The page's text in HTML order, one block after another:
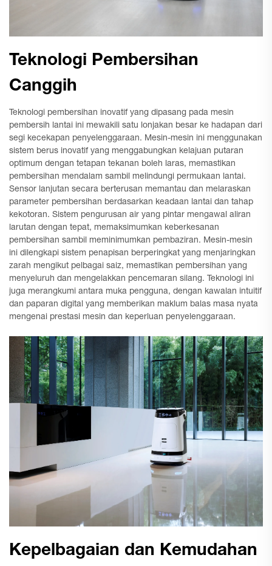
Teknologi Pembersihan
Canggih
Teknologi pembersihan inovatif yang dipasang pada mesin
pembersih lantai ini mewakili satu lonjakan besar ke hadapan dari
segi kecekapan penyelenggaraan. Mesin-mesin ini menggunakan
sistem berus inovatif yang menggabungkan kelajuan putaran
optimum dengan tetapan tekanan boleh laras, memastikan
pembersihan mendalam sambil melindungi permukaan lantai.
Sensor lanjutan secara berterusan memantau dan melaraskan
parameter pembersihan berdasarkan keadaan lantai dan tahap
kekotoran. Sistem pengurusan air yang pintar mengawal aliran
larutan dengan tepat, memaksimumkan keberkesanan
pembersihan sambil meminimumkan pembaziran. Mesin-mesin
ini dilengkapi sistem penapisan berperingkat yang menjaringkan
zarah mengikut pelbagai saiz, memastikan pembersihan yang
menyeluruh dan mengelakkan pencemaran silang. Teknologi ini
juga merangkumi antara muka pengguna, dengan kawalan intuitif
dan paparan digital yang memberikan maklum balas masa nyata
mengenai prestasi mesin dan keperluan penyelenggaraan.
Kepelbagaian dan Kemudahan